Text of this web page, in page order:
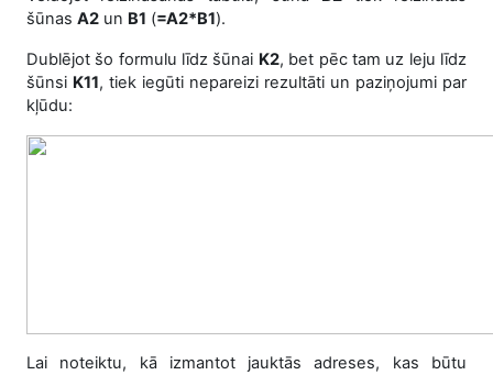
šūnas A2 un B1 (=A2*B1).
Dublējot šo formulu līdz šūnai K2, bet pēc tam uz leju līdz
šūnsi K11, tiek iegūti nepareizi rezultāti un paziņojumi par
kļūdu:
Lai noteiktu, kā izmantot jauktās adreses, kas būtu